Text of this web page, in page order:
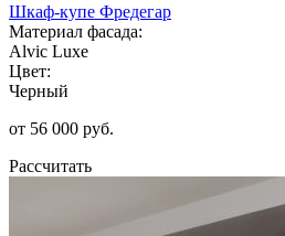
Шкаф-купе Фредегар
Материал фасада:
Alvic Luxe
Цвет:
Черный
от 56 000 руб.
Рассчитать